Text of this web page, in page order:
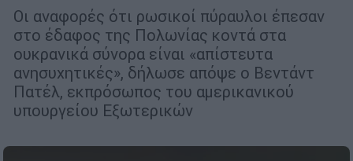
Οι αναφορές ότι ρωσικοί πύραυλοι έπεσαν
στο έδαφος της Πολωνίας κοντά στα
ουκρανικά σύνορα είναι «απίστευτα
ανησυχητικές», δήλωσε απόψε ο Βεντάντ
Πατέλ, εκπρόσωπος του αμερικανικού
υπουργείου Εξωτερικών